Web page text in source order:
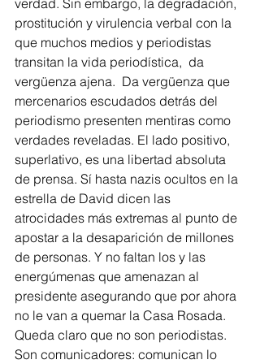
prostitución y virulencia verbal con la
que muchos medios y periodistas
transitan la vida periodística,  da
vergüenza ajena.  Da vergüenza que
mercenarios escudados detrás del
periodismo presenten mentiras como
verdades reveladas. El lado positivo,
superlativo, es una libertad absoluta
de prensa. Sí hasta nazis ocultos en la
estrella de David dicen las
atrocidades más extremas al punto de
apostar a la desaparición de millones
de personas. Y no faltan los y las
energúmenas que amenazan al
presidente asegurando que por ahora
no le van a quemar la Casa Rosada.
Queda claro que no son periodistas.
Son comunicadores: comunican lo